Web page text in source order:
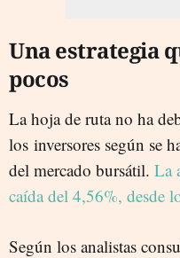
Una estrategia
pocos
La hoja de ruta no ha
los inversores según se
del mercado bursátil. La
caída del 4,56%, desde
Según los analistas